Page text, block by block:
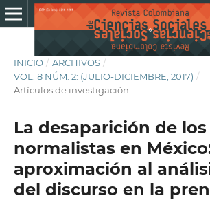
INICIO / ARCHIVOS /
VOL. 8 NÚM. 2: (JULIO-DICIEMBRE, 2017) /
Artículos de investigación
La desaparición de
normalistas en
aproximación al
del discurso en la